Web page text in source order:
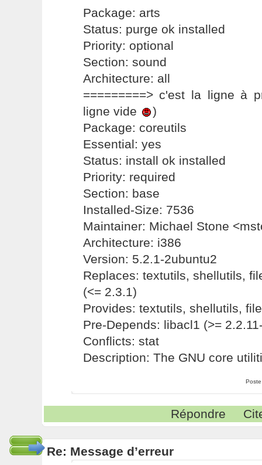
Package: arts
Status: purge ok installed
Priority: optional
Section: sound
Architecture: all
=========> c'est la ligne à
ligne vide
)
Package: coreutils
Essential: yes
Status: install ok installed
Priority: required
Section: base
Installed-Size: 7536
Maintainer: Michael Stone
Architecture: i386
Version: 5.2.1-2ubuntu2
Replaces: textutils, shellutils,
(<= 2.3.1)
Provides: textutils, shellutils,
Pre-Depends: libacl1 (>=
Conflicts: stat
Description: The GNU core
Répondre
Re: Message d’erreur